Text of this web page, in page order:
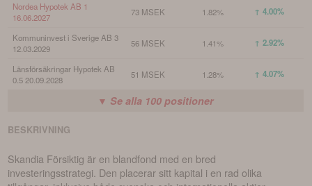
Nordea Hypotek AB 1
16.06.2027
73 MSEK 1.82% ↑ 4.00%
Kommuninvest i Sverige AB 3
12.03.2029
56 MSEK 1.41% ↑ 2.92%
Länsförsäkringar Hypotek AB
0.5 20.09.2028
51 MSEK 1.28% ↑ 4.07%
▼ Se alla 100 positioner
BESKRIVNING
Skandia Försiktig är en blandfond med en bred
investeringsstrategi. Den placerar sitt kapital i en rad olika